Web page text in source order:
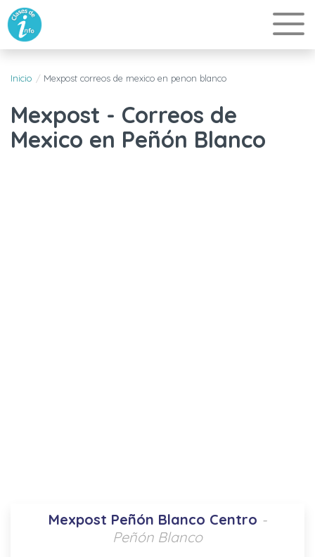
Inicio Mexpost correos de mexico en penon blanco
Mexpost - Correos de
Mexico en Peñón Blanco
Mexpost Peñón Blanco Centro -
Peñón Blanco